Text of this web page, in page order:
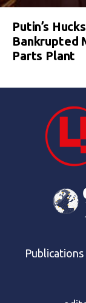
Putin’s
Bankrupted
Parts Plant
Publications